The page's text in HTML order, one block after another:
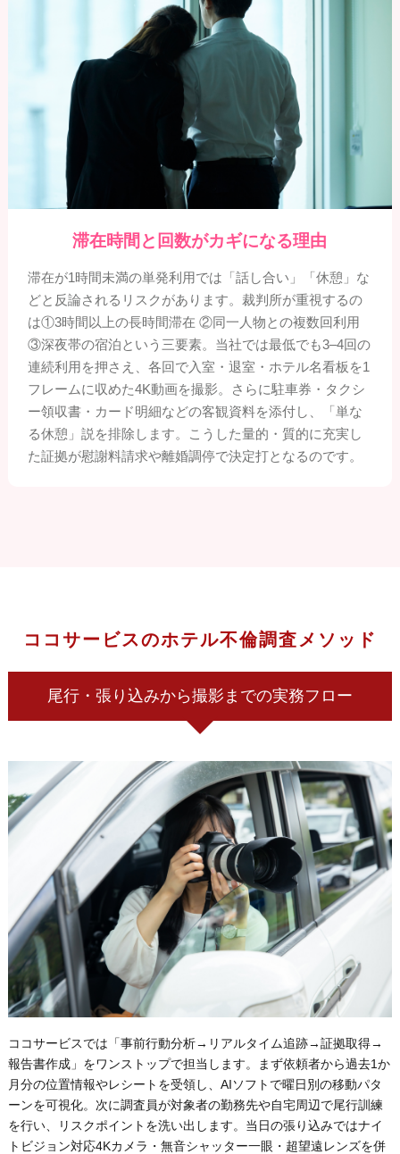
滞在時間と回数がカギになる理由
滞在が1時間未満の単発利用では「話し合い」「休憩」な
どと反論されるリスクがあります。裁判所が重視するの
は①3時間以上の長時間滞在 ②同一人物との複数回利用
③深夜帯の宿泊という三要素。当社では最低でも3–4回の
連続利用を押さえ、各回で入室・退室・ホテル名看板を1
フレームに収めた4K動画を撮影。さらに駐車券・タクシ
ー領収書・カード明細などの客観資料を添付し、
「単な
る休憩」説 を排除します。こうした量的・質的に充実し
た証拠が慰謝料請求や離婚調停で決定打となるのです。
ココサービスのホテル不倫調査メソッド
尾行・張り込みから撮影までの実務フロー
ココサービスでは「事前行動分析→リアルタイム追跡→証拠取得→
報告書作成」をワンストップで担当します。まず依頼者から過去1か
月分の位置情報やレシートを受領し、AIソフトで曜日別の移動パタ
ーンを可視化。次に調査員が対象者の勤務先や自宅周辺で尾行訓練
を行い、リスクポイントを洗い出します。当日の張り込みではナイ
トビジョン対応4Kカメラ・無音シャッター一眼・超望遠レンズを併